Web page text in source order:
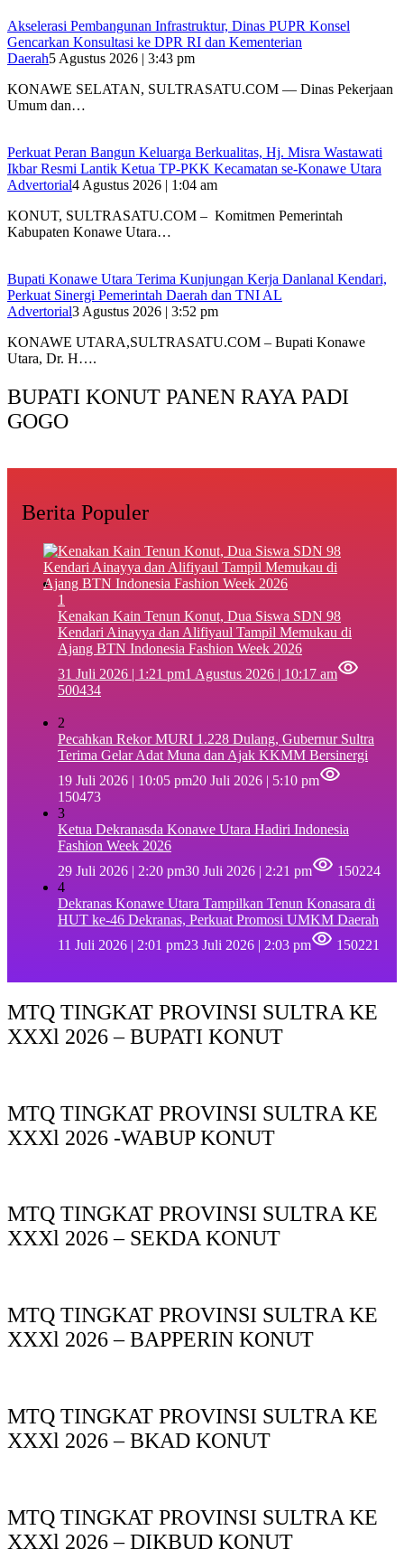
Akselerasi Pembangunan Infrastruktur, Dinas PUPR Konsel
Gencarkan Konsultasi ke DPR RI dan Kementerian
Daerah5 Agustus 2026 | 3:43 pm
KONAWE SELATAN, SULTRASATU.COM — Dinas Pekerjaan
Umum dan…
‎Perkuat Peran Bangun Keluarga Berkualitas, Hj. Misra Wastawati
Ikbar Resmi Lantik Ketua TP-PKK Kecamatan se-Konawe Utara
Advertorial4 Agustus 2026 | 1:04 am
‎KONUT, SULTRASATU.COM – Komitmen Pemerintah
Kabupaten Konawe Utara…
Bupati Konawe Utara Terima Kunjungan Kerja Danlanal Kendari,
Perkuat Sinergi Pemerintah Daerah dan TNI AL
Advertorial3 Agustus 2026 | 3:52 pm
‎KONAWE UTARA,SULTRASATU.COM – Bupati Konawe
Utara, Dr. H….
BUPATI KONUT PANEN RAYA PADI
GOGO
Berita Populer
1
‎Kenakan Kain Tenun Konut, Dua Siswa SDN 98
Kendari Ainayya dan Alifiyaul Tampil Memukau di
Ajang BTN Indonesia Fashion Week 2026
31 Juli 2026 | 1:21 pm1 Agustus 2026 | 10:17 am
500434
2
Pecahkan Rekor MURI 1.228 Dulang, Gubernur Sultra
Terima Gelar Adat Muna dan Ajak KKMM Bersinergi
19 Juli 2026 | 10:05 pm20 Juli 2026 | 5:10 pm
150473
3
Ketua Dekranasda Konawe Utara Hadiri Indonesia
Fashion Week 2026
29 Juli 2026 | 2:20 pm30 Juli 2026 | 2:21 pm
150224
4
Dekranas Konawe Utara Tampilkan Tenun Konasara di
HUT ke-46 Dekranas, Perkuat Promosi UMKM Daerah
11 Juli 2026 | 2:01 pm23 Juli 2026 | 2:03 pm 150221
MTQ TINGKAT PROVINSI SULTRA KE
XXXl 2026 – BUPATI KONUT
MTQ TINGKAT PROVINSI SULTRA KE
XXXl 2026 -WABUP KONUT
MTQ TINGKAT PROVINSI SULTRA KE
XXXl 2026 – SEKDA KONUT
MTQ TINGKAT PROVINSI SULTRA KE
XXXl 2026 – BAPPERIN KONUT
MTQ TINGKAT PROVINSI SULTRA KE
XXXl 2026 – BKAD KONUT
MTQ TINGKAT PROVINSI SULTRA KE
XXXl 2026 – DIKBUD KONUT